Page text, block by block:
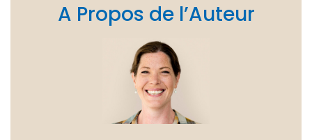
A Propos de l’Auteur